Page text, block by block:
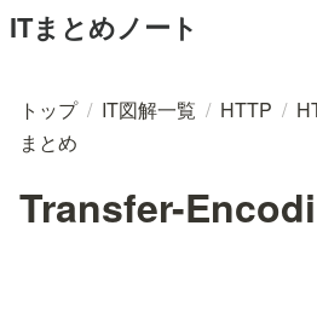
ITまとめノート
トップ / IT図解一覧 / HTTP /
まとめ
Transfer-